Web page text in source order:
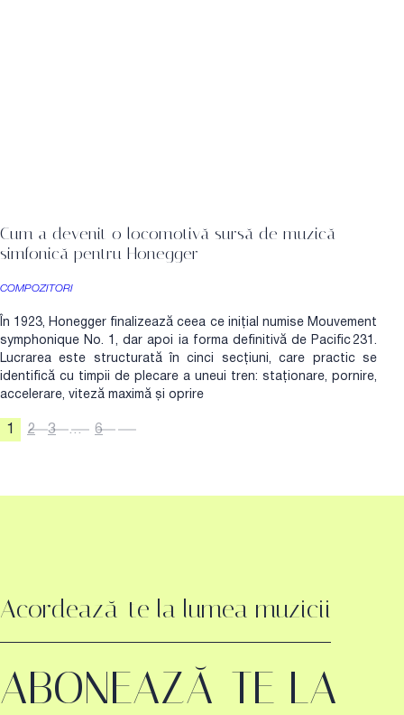
Cum a devenit o locomotivă sursă de muzică
simfonică pentru Honegger
COMPOZITORI
În 1923, Honegger finalizează ceea ce inițial numise Mouvement
symphonique No. 1, dar apoi ia forma definitivă de Pacific 231.
Lucrarea este structurată în cinci secțiuni, care practic se
identifică cu timpii de plecare a uneui tren: staționare, pornire,
accelerare, viteză maximă și oprire
1 2 3 … 6
Acordează-te la lumea muzicii
ABONEAZĂ-TE LA